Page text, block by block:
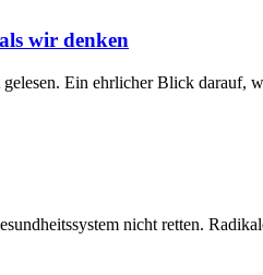
wir denken
Ein ehrlicher Blick darauf,
nicht retten.